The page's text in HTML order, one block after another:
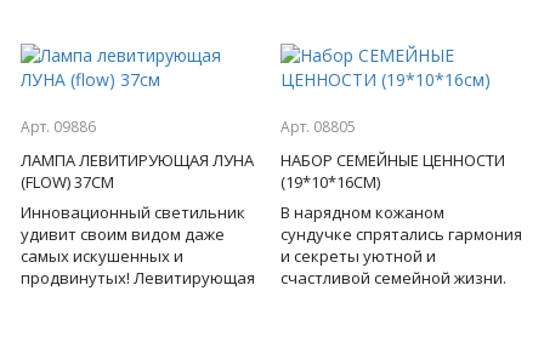
Арт. 09886
ЛАМПА ЛЕВИТИРУЮЩАЯ ЛУНА
(FLOW) 37СМ
Инновационный светильник
удивит своим видом даже
самых искушенных и
продвинутых! Левитирующая
Арт. 08805
НАБОР СЕМЕЙНЫЕ ЦЕННОСТИ
(19*10*16СМ)
В нарядном кожаном
сундучке спрятались гармония
и секреты уютной и
счастливой семейной жизни.